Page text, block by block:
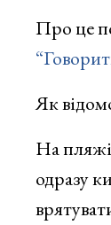
Про це
Як
На пляжі
одразу